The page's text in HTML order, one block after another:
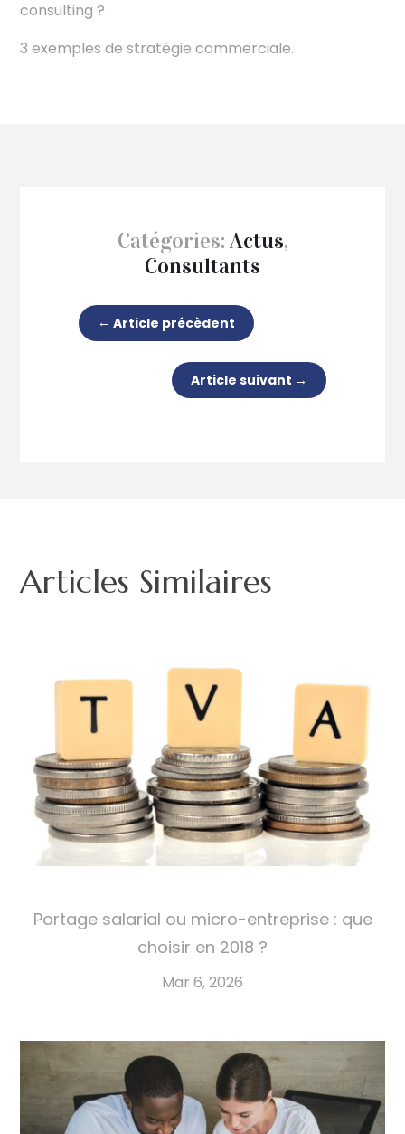
consulting ?
3 exemples de stratégie commerciale.
Catégories: Actus,
Consultants
←Article précèdent
Article suivant →
Articles Similaires
Portage salarial ou micro-entreprise : que
choisir en 2018 ?
Mar 6, 2026